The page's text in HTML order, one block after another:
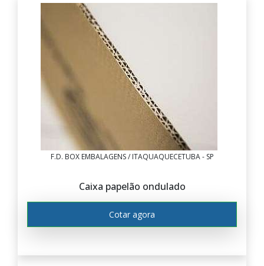
F.D. BOX EMBALAGENS / ITAQUAQUECETUBA - SP
Caixa papelão ondulado
Cotar agora